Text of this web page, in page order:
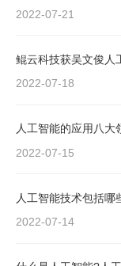
2022-07-21
鲲云科技获吴文俊人
2022-07-18
人工智能的应用八大
2022-07-15
人工智能技术包括哪
2022-07-14